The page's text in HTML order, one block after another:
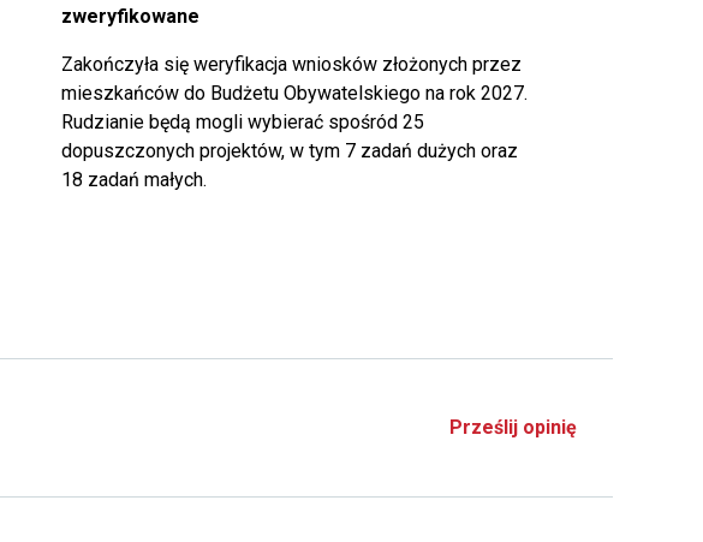
zweryfikowane
Zakończyła się weryfikacja wniosków złożonych przez
mieszkańców do Budżetu Obywatelskiego na rok 2027.
Rudzianie będą mogli wybierać spośród 25
dopuszczonych projektów, w tym 7 zadań dużych oraz
18 zadań małych.
Prześlij opinię